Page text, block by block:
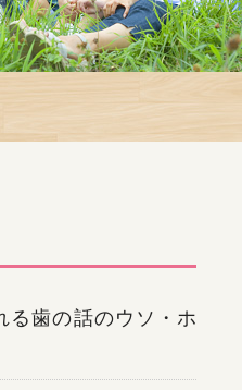
る歯の話のウソ・ホ